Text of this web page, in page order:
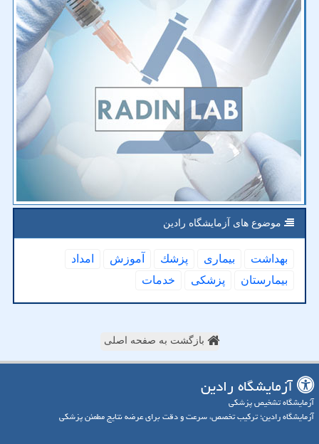
موضوع های آزمایشگاه رادین
بهداشت بیماری پزشك آموزش
امداد
بیمارستان
پزشكی خدمات
بازگشت به صفحه اصلی
آزمایشگاه رادین
آزمایشگاه تشخیص پزشکی
آزمایشگاه رادین؛ ترکیب تخصص، سرعت و دقت برای عرضه نتایج مطمئن پزشکی